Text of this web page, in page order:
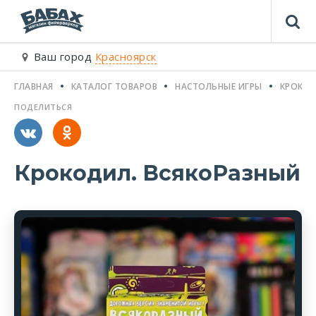
Ваш город Красноярск
ГЛАВНАЯ КАТАЛОГ ТОВАРОВ НАСТОЛЬНЫЕ ИГРЫ
Крокодил. ВсякоРазный
ПОДЕЛИТЬСЯ